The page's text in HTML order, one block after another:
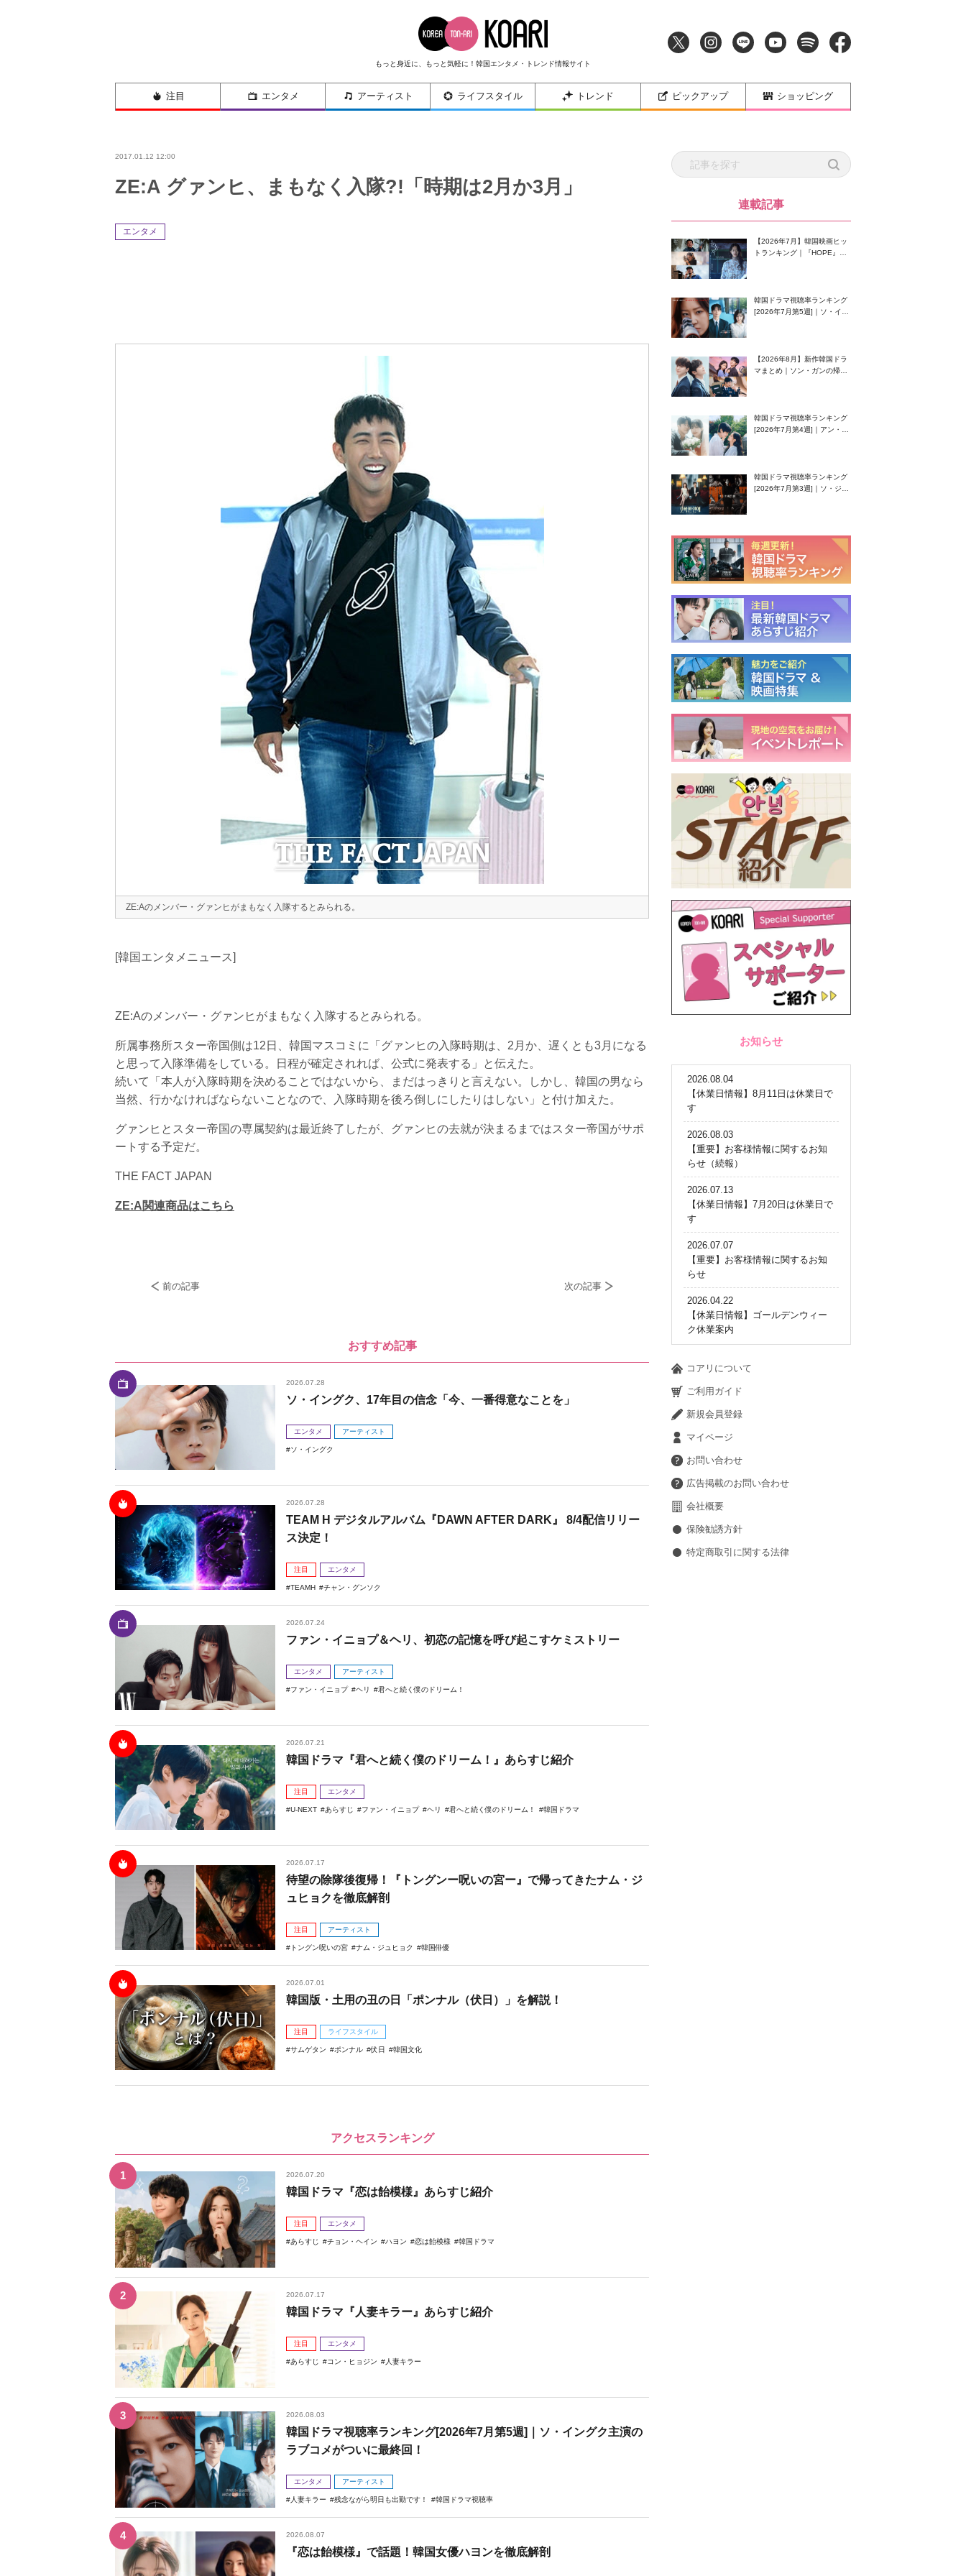
もっと身近に、もっと気軽に！韓国エンタメ・トレンド情報サイト
注目 エンタメ アーティスト ライフスタイル トレンド ピックアップ ショッピング
2017.01.12 12:00
ZE:A グァンヒ、まもなく入隊?!「時期は2月か3月」
エンタメ
ZE:Aのメンバー・グァンヒがまもなく入隊するとみられる。
[韓国エンタメニュース]
ZE:Aのメンバー・グァンヒがまもなく入隊するとみられる。
所属事務所スター帝国側は12日、韓国マスコミに「グァンヒの入隊時期は、2月か、遅くとも3月になる
と思って入隊準備をしている。日程が確定されれば、公式に発表する」と伝えた。
続いて「本人が入隊時期を決めることではないから、まだはっきりと言えない。しかし、韓国の男なら
当然、行かなければならないことなので、入隊時期を後ろ倒しにしたりはしない」と付け加えた。
グァンヒとスター帝国の専属契約は最近終了したが、グァンヒの去就が決まるまではスター帝国がサポ
ートする予定だ。
THE FACT JAPAN
ZE:A関連商品はこちら
前の記事 次の記事
おすすめ記事
2026.07.28
ソ・イングク、17年目の信念「今、一番得意なことを」
エンタメ アーティスト
ソ・イングク
2026.07.28
TEAM H デジタルアルバム『DAWN AFTER DARK』 8/4配信リリー
ス決定！
注目 エンタメ
TEAMH チャン・グンソク
2026.07.24
ファン・イニョプ＆ヘリ、初恋の記憶を呼び起こすケミストリー
エンタメ アーティスト
ファン・イニョプ ヘリ 君へと続く僕のドリーム！
2026.07.21
韓国ドラマ『君へと続く僕のドリーム！』あらすじ紹介
注目 エンタメ
U-NEXT あらすじ ファン・イニョプ ヘリ 君へと続く僕のドリーム！ 韓国ドラマ
2026.07.17
待望の除隊後復帰！『トングンー呪いの宮ー』で帰ってきたナム・ジ
ュヒョクを徹底解剖
注目 アーティスト
トングン呪いの宮 ナム・ジュヒョク 韓国俳優
2026.07.01
韓国版・土用の丑の日「ポンナル（伏日）」を解説！
注目 ライフスタイル
サムゲタン ポンナル 伏日 韓国文化
アクセスランキング
2026.07.20
韓国ドラマ『恋は飴模様』あらすじ紹介
注目 エンタメ
あらすじ チョン・ヘイン ハヨン 恋は飴模様 韓国ドラマ
2026.07.17
韓国ドラマ『人妻キラー』あらすじ紹介
注目 エンタメ
あらすじ コン・ヒョジン 人妻キラー
2026.08.03
韓国ドラマ視聴率ランキング[2026年7月第5週]｜ソ・イングク主演の
ラブコメがついに最終回！
エンタメ アーティスト
人妻キラー 残念ながら明日も出勤です！ 韓国ドラマ視聴率
2026.08.07
『恋は飴模様』で話題！韓国女優ハヨンを徹底解剖
連載記事
【2026年7月】韓国映画ヒッ
トランキング｜『HOPE』が
韓国ドラマ視聴率ランキング
[2026年7月第5週]｜ソ・イン
【2026年8月】新作韓国ドラ
マまとめ｜ソン・ガンの帰
韓国ドラマ視聴率ランキング
[2026年7月第4週]｜アン・ヒ
韓国ドラマ視聴率ランキング
[2026年7月第3週]｜ソ・ジソ
お知らせ
2026.08.04
【休業日情報】8月11日は休業日で
す
2026.08.03
【重要】お客様情報に関するお知
らせ（続報）
2026.07.13
【休業日情報】7月20日は休業日で
す
2026.07.07
【重要】お客様情報に関するお知
らせ
2026.04.22
【休業日情報】ゴールデンウィー
ク休業案内
コアリについて
ご利用ガイド
新規会員登録
マイページ
お問い合わせ
広告掲載のお問い合わせ
会社概要
保険勧誘方針
特定商取引に関する法律